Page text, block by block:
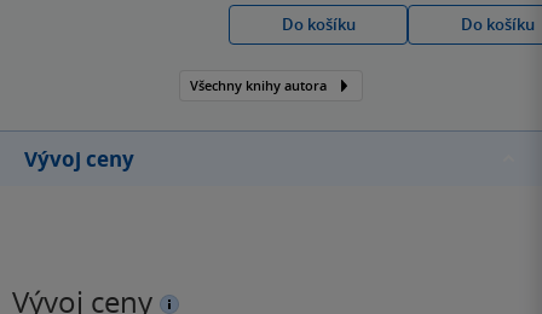
dramatiků, který kdy žil.
adaptováno na prknech
divadel po celém světě.
Do košíku
Do košíku
Všechny knihy autora
Vývoj ceny
Vývoj ceny